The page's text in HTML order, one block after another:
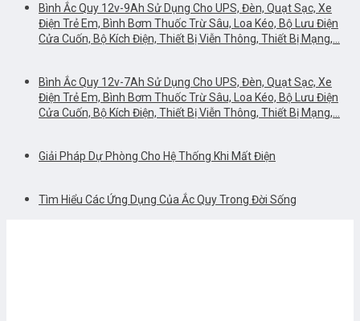
Bình Ắc Quy 12v-9Ah Sử Dụng Cho UPS, Đèn, Quạt Sạc, Xe
Điện Trẻ Em, Bình Bơm Thuốc Trừ Sâu, Loa Kéo, Bộ Lưu Điện
Cửa Cuốn, Bộ Kích Điện, Thiết Bị Viễn Thông, Thiết Bị Mạng,…
Bình Ắc Quy 12v-7Ah Sử Dụng Cho UPS, Đèn, Quạt Sạc, Xe
Điện Trẻ Em, Bình Bơm Thuốc Trừ Sâu, Loa Kéo, Bộ Lưu Điện
Cửa Cuốn, Bộ Kích Điện, Thiết Bị Viễn Thông, Thiết Bị Mạng,…
Giải Pháp Dự Phòng Cho Hệ Thống Khi Mất Điện
Tìm Hiểu Các Ứng Dụng Của Ắc Quy Trong Đời Sống